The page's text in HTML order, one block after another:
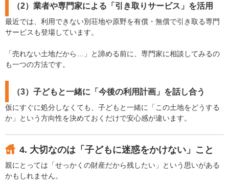
（2）業者や専門家による「引き取りサービス」を活用
最近では、利用できない別荘地や原野を有償・無償で引き取る専門
サービスも登場しています。
「売れない土地だから…」と諦める前に、専門家に相談してみるの
も一つの方法です。
（3）子どもと一緒に「今後の利用計画」を話し合う
仮にすぐに処分しなくても、子どもと一緒に「この土地をどうする
か」という方向性を決めておくだけで安心感が違います。
4. 大切なのは「子どもに迷惑をかけない」こと
親にとっては「せっかくの財産だから残したい」という思いがある
かもしれません。